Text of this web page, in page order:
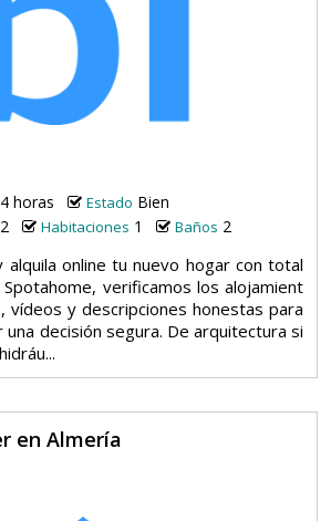
horas Estado Bien
Habitaciones 1 Baños 2
alquila online tu nuevo hogar con total
verificamos los alojamient
vídeos y descripciones honestas para
decisión segura. De arquitectura si
en Almería